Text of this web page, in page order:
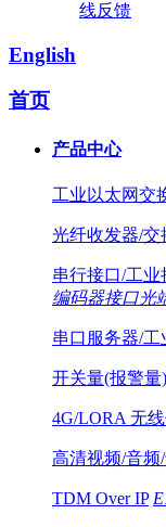
线反馈
English
首页
产品中心
工业以太网交
光纤收发器/交
串行接口/工
编码器接口光
串口服务器/工
开关量(报警量
4G/LORA 无
高清视频/音频
TDM Over IP